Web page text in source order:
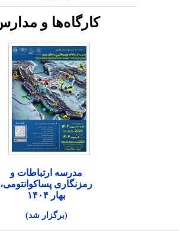
کارگاه‌ها و مدارس
مدرسه ارتباطات و
رمزنگاری پساکوانتومی،
بهار ۱۴۰۴
(برگزار شد)